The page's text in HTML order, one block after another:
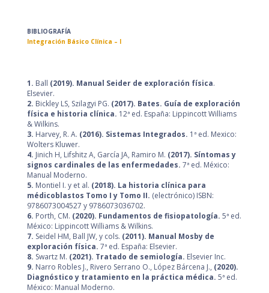
BIBLIOGRAFÍA
Integración Básico Clínica – I
1. Ball (2019). Manual Seider de exploración física.
Elsevier.
2. Bickley LS, Szilagyi PG. (2017). Bates. Guía de exploración
física e historia clínica. 12ª ed. España: Lippincott Williams
& Wilkins.
3. Harvey, R. A. (2016). Sistemas Integrados. 1ª ed. Mexico:
Wolters Kluwer.
4. Jinich H, Lifshitz A, García JA, Ramiro M. (2017). Síntomas y
signos cardinales de las enfermedades. 7ª ed. México:
Manual Moderno.
5. Montiel I. y et al. (2018). La historia clínica para
médicoblastos Tomo I y Tomo II. (electrónico) ISBN:
9786073004527 y 9786073036702.
6. Porth, CM. (2020). Fundamentos de fisiopatología. 5ª ed.
México: Lippincott Williams & Wilkins.
7. Seidel HM, Ball JW, y cols. (2011). Manual Mosby de
exploración física. 7ª ed. España: Elsevier.
8. Swartz M. (2021). Tratado de semiología. Elsevier Inc.
9. Narro Robles J., Rivero Serrano O., López Bárcena J., (2020).
Diagnóstico y tratamiento en la práctica médica. 5ª ed.
México: Manual Moderno.